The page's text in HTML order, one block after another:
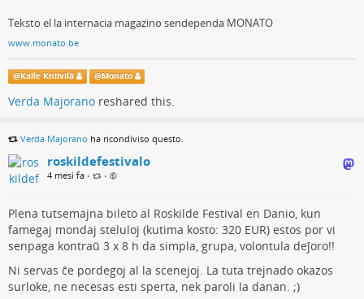
Teksto el la internacia magazino sendependa MONATO
www.monato.be
@Kalle Kniivilä @Monato
Verda Majorano reshared this.
Verda Majorano ha ricondiviso questo.
roskildefestivalo
4 mesi fa • •
Plena tutsemajna bileto al Roskilde Festival en Danio, kun
famegaj mondaj steluloj (kutima kosto: 320 EUR) estos por vi
senpaga kontraŭ 3 x 8 h da simpla, grupa, volontula deĵoro!!
Ni servas ĉe pordegoj al la scenejoj. La tuta trejnado okazos
surloke, ne necesas esti sperta, nek paroli la danan. ;)